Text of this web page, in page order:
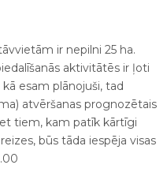
ir nepilni 25 ha.
aktivitātēs ir ļoti
esam plānojuši, tad
atvēršanas prognozētais
tiem, kam patīk kārtīgi
būs tāda iespēja visas